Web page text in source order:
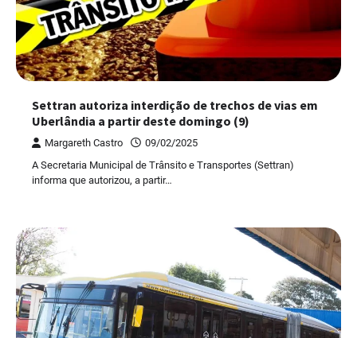
Settran autoriza interdição de trechos de vias em
Uberlândia a partir deste domingo (9)
Margareth Castro
09/02/2025
A Secretaria Municipal de Trânsito e Transportes (Settran)
informa que autorizou, a partir…